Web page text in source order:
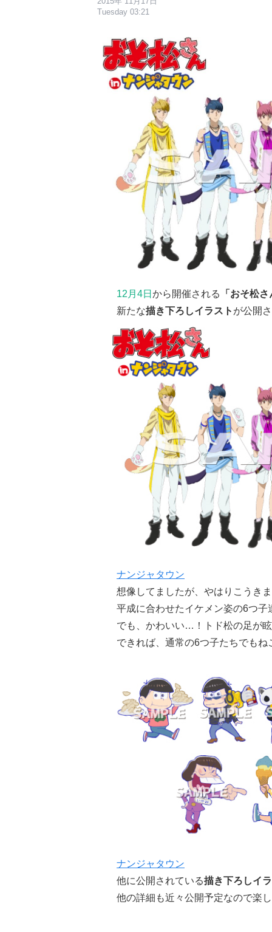
Tuesday 03:21
12月4日 から開催される
「おそ松
新たな描き下ろしイラスト が公開
ナンジャタウン
想像してましたが、やはりこうき
平成に合わせたイケメン姿の6つ
でも、かわいい…！トド松の足が
できれば、通常の6つ子たちでも
ナンジャタウン
他に公開されている描き下ろしイ
他の詳細も近々公開予定なので楽